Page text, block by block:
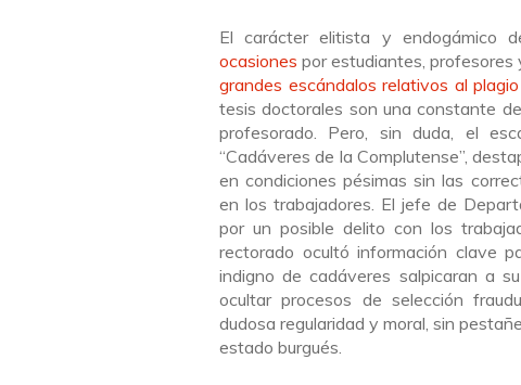
El carácter elitista y endogámico
ocasiones por estudiantes, profesores
grandes escándalos relativos al plagio
tesis doctorales son una constante
profesorado. Pero, sin duda, el
“Cadáveres de la Complutense”,
en condiciones pésimas sin las
en los trabajadores. El jefe de
por un posible delito con los
rectorado ocultó información clave
indigno de cadáveres salpicaran a
ocultar procesos de selección
dudosa regularidad y moral, sin
estado burgués.